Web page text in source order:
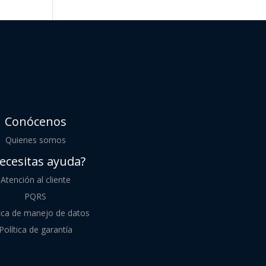
Conócenos
Quienes somos
ayuda?
Atención al cliente
PQRS
de manejo de datos
Política de garantía